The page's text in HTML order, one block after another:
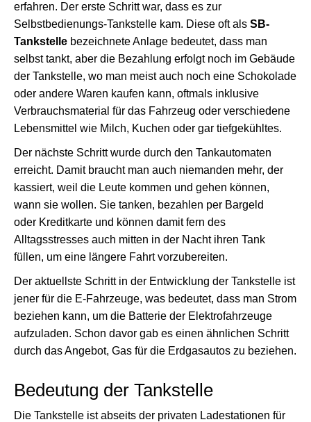
erfahren. Der erste Schritt war, dass es zur
Selbstbedienungs-Tankstelle kam. Diese oft als SB-
Tankstelle bezeichnete Anlage bedeutet, dass man
selbst tankt, aber die Bezahlung erfolgt noch im Gebäude
der Tankstelle, wo man meist auch noch eine Schokolade
oder andere Waren kaufen kann, oftmals inklusive
Verbrauchsmaterial für das Fahrzeug oder verschiedene
Lebensmittel wie Milch, Kuchen oder gar tiefgekühltes.
Der nächste Schritt wurde durch den Tankautomaten
erreicht. Damit braucht man auch niemanden mehr, der
kassiert, weil die Leute kommen und gehen können,
wann sie wollen. Sie tanken, bezahlen per Bargeld
oder Kreditkarte und können damit fern des
Alltagsstresses auch mitten in der Nacht ihren Tank
füllen, um eine längere Fahrt vorzubereiten.
Der aktuellste Schritt in der Entwicklung der Tankstelle ist
jener für die E-Fahrzeuge, was bedeutet, dass man Strom
beziehen kann, um die Batterie der Elektrofahrzeuge
aufzuladen. Schon davor gab es einen ähnlichen Schritt
durch das Angebot, Gas für die Erdgasautos zu beziehen.
Bedeutung der Tankstelle
Die Tankstelle ist abseits der privaten Ladestationen für